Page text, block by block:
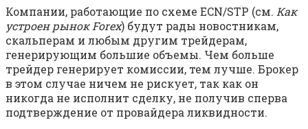
Компании, работающие по схеме ECN/STP (см. Как
устроен рынок Forex) будут рады новостникам,
скальперам и любым другим трейдерам,
генерирующим большие объемы. Чем больше
трейдер генерирует комиссии, тем лучше. Брокер
в этом случае ничем не рискует, так как он
никогда не исполнит сделку, не получив сперва
подтверждение от провайдера ликвидности.